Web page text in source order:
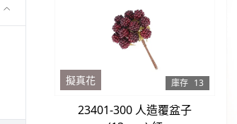
庫存 13
擬真花
23401-300 人造覆盆子